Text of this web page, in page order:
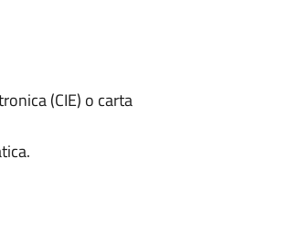
(CIE) o carta